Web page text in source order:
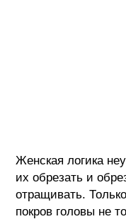
Женская логика
их обрезать и
отращивать.
покров головы не